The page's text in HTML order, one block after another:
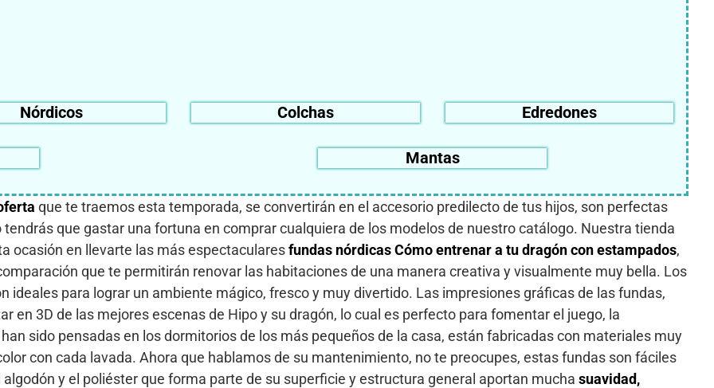
Nórdicos Colchas Edredones
Mantas
que te traemos esta temporada, se convertirán en el accesorio predilecto de tus hijos, son perfectas
que gastar una fortuna en comprar cualquiera de los modelos de nuestro catálogo. Nuestra tienda
ocasión en llevarte las más espectacularesfundas nórdicas Cómo entrenar a tu dragón con estampados,
que te permitirán renovar las habitaciones de una manera creativa y visualmente muy bella. Los
ideales para lograr un ambiente mágico, fresco y muy divertido. Las impresiones gráficas de las fundas,
en 3D de las mejores escenas de Hipo y su dragón, lo cual es perfecto para fomentar el juego, la
sido pensadas en los dormitorios de los más pequeños de la casa, están fabricadas con materiales muy
con cada lavada. Ahora que hablamos de su mantenimiento, no te preocupes, estas fundas son fáciles
algodón y el poliéster que forma parte de su superficie y estructura general aportan mucha suavidad,